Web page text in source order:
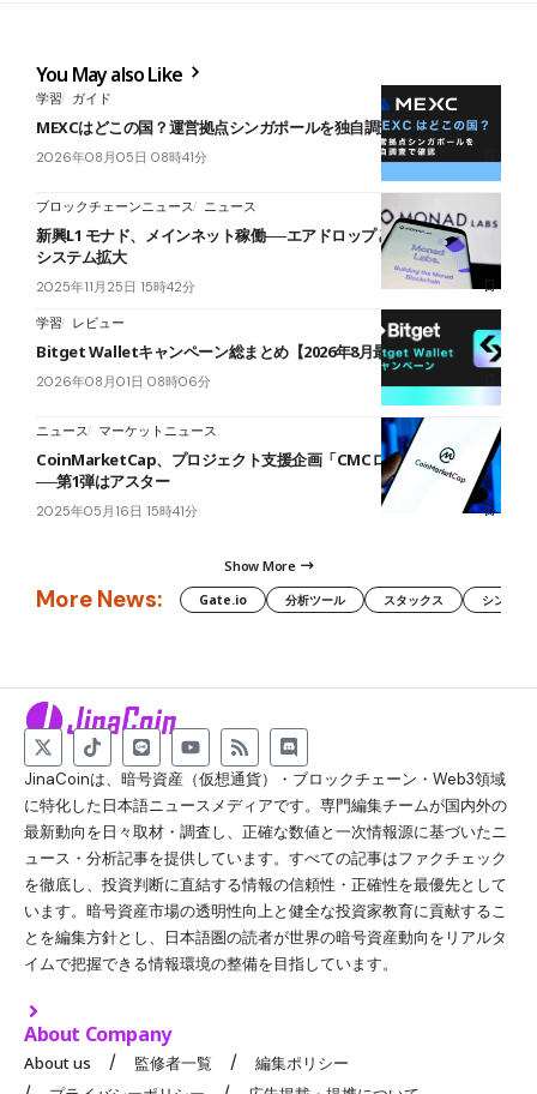
You May also Like
学習 ガイド
MEXCはどこの国？運営拠点シンガポールを独自調査で確認
2026年08月05日 08時41分
ブロックチェーンニュース ニュース
新興L1 モナド、メインネット稼働──エアドロップとセール経てエコ
システム拡大
2025年11月25日 15時42分
学習 レビュー
Bitget Walletキャンペーン総まとめ【2026年8月最新】
2026年08月01日 08時06分
ニュース マーケットニュース
CoinMarketCap、プロジェクト支援企画「CMCローンチ」を開始
──第1弾はアスター
2025年05月16日 15時41分
Show More
More News: Gate.io 分析ツール スタックス シンボル
JinaCoinは、暗号資産（仮想通貨）・ブロックチェーン・Web3領域
に特化した日本語ニュースメディアです。専門編集チームが国内外の
最新動向を日々取材・調査し、正確な数値と一次情報源に基づいたニ
ュース・分析記事を提供しています。すべての記事はファクチェック
を徹底し、投資判断に直結する情報の信頼性・正確性を最優先として
います。暗号資産市場の透明性向上と健全な投資家教育に貢献するこ
とを編集方針とし、日本語圏の読者が世界の暗号資産動向をリアルタ
イムで把握できる情報環境の整備を目指しています。
About Company
About us 監修者一覧
編集ポリシー